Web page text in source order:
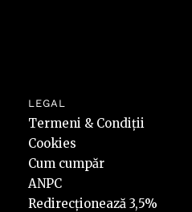
LEGAL
Termeni & Condiții
Cookies
Cum cumpăr
ANPC
Redirecționează 3,5%